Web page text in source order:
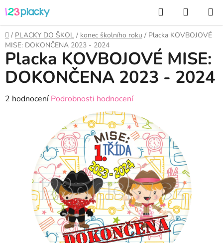
na
obsah
Hledat
KOŠÍK
Domů
/ PLACKY DO ŠKOL / konec školního roku / Placka KOVBOJOVÉ
MISE: DOKONČENA 2023 - 2024
Placka KOVBOJOVÉ MISE:
DOKONČENA 2023 - 2024
Průměrné
hvězdiček.
2 hodnocení Podrobnosti hodnocení